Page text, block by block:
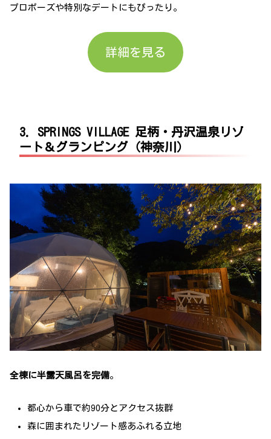
プロポーズや特別なデートにもぴったり。
詳細を見る
3. SPRINGS VILLAGE 足柄・丹沢温泉リゾ
ート＆グランピング（神奈川）
全棟に半露天風呂を完備。
都心から車で約90分とアクセス抜群
森に囲まれたリゾート感あふれる立地